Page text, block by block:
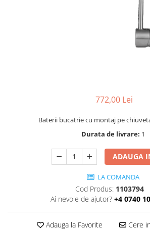
772,00 Lei
Baterii bucatrie cu montaj pe
Durata de livrare: 1
ADAUGA
LA COMANDA
Cod Produs: 1103794
Ai nevoie de ajutor? +4 0740
Adauga la Favorite Cere